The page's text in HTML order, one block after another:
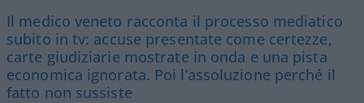
Il medico veneto racconta il processo mediatico
subito in tv: accuse presentate come certezze,
carte giudiziarie mostrate in onda e una pista
economica ignorata. Poi l’assoluzione perché il
fatto non sussiste